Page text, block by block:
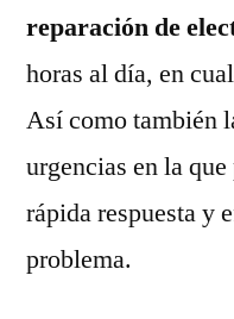
reparación de
horas al día, en
Así como también
urgencias en la
rápida respuesta y
problema.